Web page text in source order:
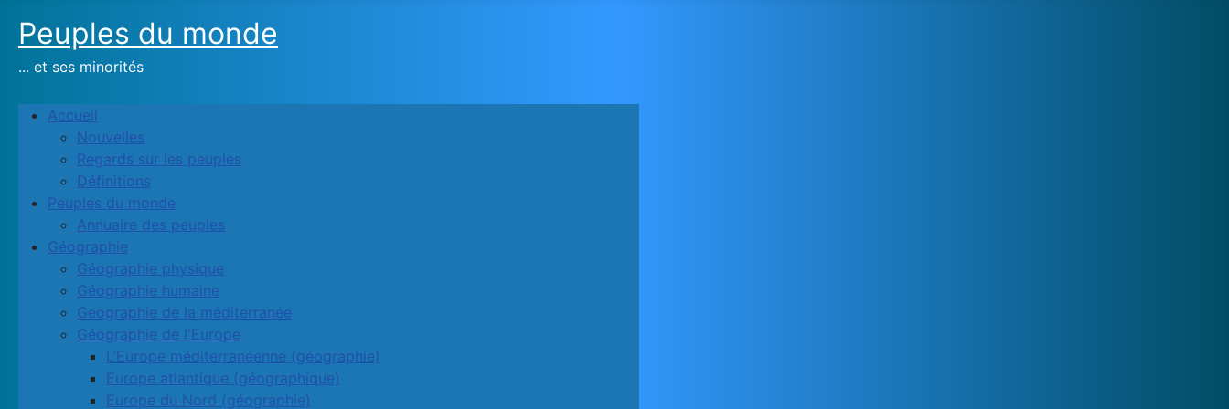
Peuples du monde
... et ses minorités
Accueil
Nouvelles
Regards sur les peuples
Définitions
Peuples du monde
Annuaire des peuples
Géographie
Géographie physique
Géographie humaine
Geographie de la méditerranée
Géographie de l'Europe
L’Europe méditerranéenne (géographie)
Europe atlantique (géographique)
Europe du Nord (géographie)